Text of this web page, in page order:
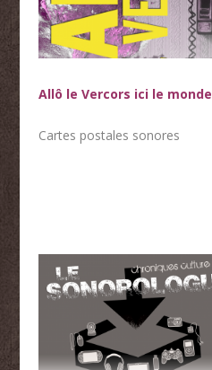
Allô le Vercors ici le monde
Cartes postales sonores